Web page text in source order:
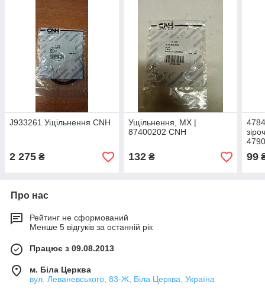
J933261 Ущільнення CNH
2 275 ₴
Ущільнення, MX |
87400202 CNH
132₴ 99
Про нас
Рейтинг не сформований
Менше 5 відгуків за останній рік
Працює з 09.08.2013
м. Біла Церква
вул. Леваневського, 83-Ж, Біла Церква, Україна